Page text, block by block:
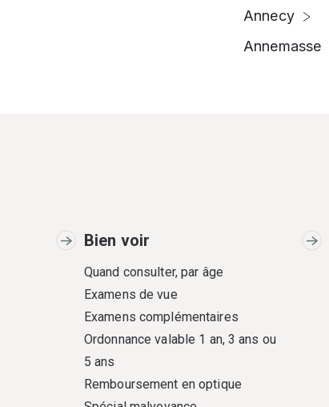
Annecy
Annemasse
Bien voir
Quand consulter, par âge
Examens de vue
Examens complémentaires
Ordonnance valable 1 an, 3 ans ou
5 ans
Remboursement en optique